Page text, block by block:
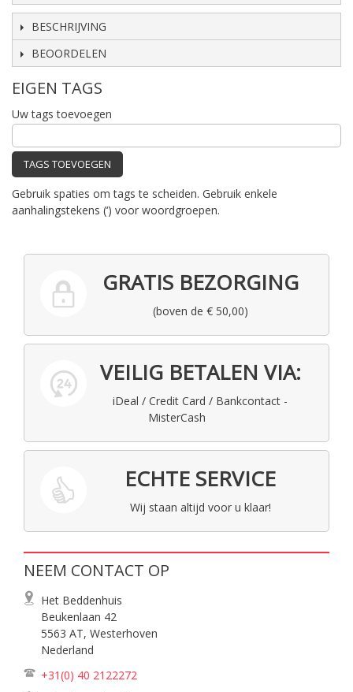
BESCHRIJVING
BEOORDELEN
EIGEN TAGS
Uw tags toevoegen
TAGS TOEVOEGEN
Gebruik spaties om tags te scheiden. Gebruik enkele
aanhalingstekens (‘) voor woordgroepen.
GRATIS BEZORGING
(boven de € 50,00)
VEILIG BETALEN VIA:
iDeal / Credit Card / Bankcontact -
MisterCash
ECHTE SERVICE
Wij staan altijd voor u klaar!
NEEM CONTACT OP
Het Beddenhuis
Beukenlaan 42
5563 AT, Westerhoven
Nederland
+31(0) 40 2122272